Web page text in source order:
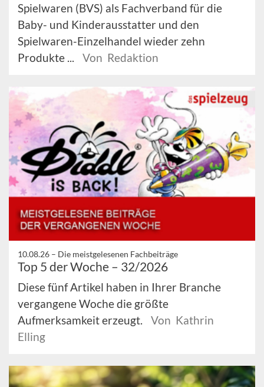
Spielwaren (BVS) als Fachverband für die
Baby- und Kinderausstatter und den
Spielwaren-Einzelhandel wieder zehn
Produkte ...
Von Redaktion
10.08.26 – Die meistgelesenen Fachbeiträge
Top 5 der Woche – 32/2026
Diese fünf Artikel haben in Ihrer Branche
vergangene Woche die größte
Aufmerksamkeit erzeugt.
Von Kathrin
Elling